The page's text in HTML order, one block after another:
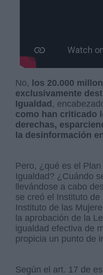
No,
los 20.000
exclusivamente
Igualdad ,
como han criticado
derechas,
la desinformación
Pero, ¿qué es el
Igualdad? ¿Cuándo
llevándose a cabo
se creó el Instituto
Instituto de las
la aprobación de la
igualdad efectiva de
propicia un punto de
Según el art. 17 de